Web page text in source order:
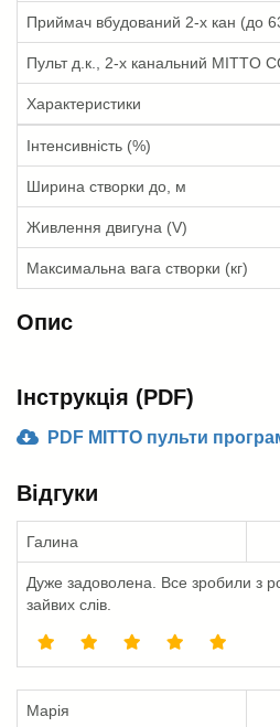
Приймач вбудований 2-х кан (до
Пульт д.к., 2-х канальний MITTO
Характеристики
Інтенсивність (%)
Ширина створки до, м
Живлення двигуна (V)
Максимальна вага створки (кг)
Опис
Інструкція (PDF)
PDF MITTO пульти
Відгуки
Галина
Дуже задоволена. Все зробили з
зайвих слів.
Марія